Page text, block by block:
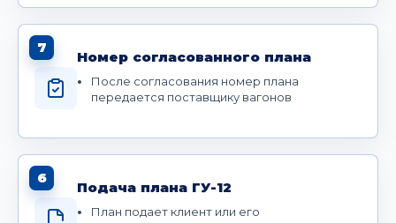
7
Номер согласованного плана
После согласования номер плана
передается поставщику вагонов
6
Подача плана ГУ-12
План подает клиент или его